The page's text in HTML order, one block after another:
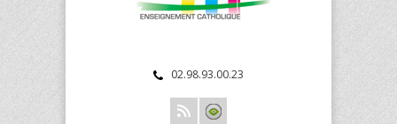
02.98.93.00.23